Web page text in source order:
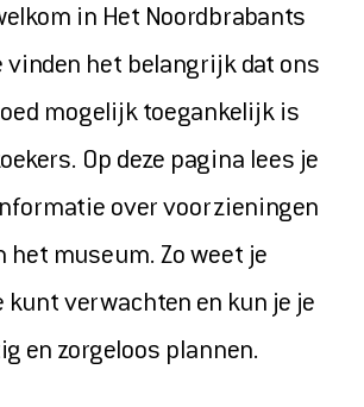
in Het Noordbrabants
vinden het belangrijk dat ons
mogelijk toegankelijk is
Op deze pagina lees je
over voorzieningen
het museum. Zo weet je
kunt verwachten en kun je je
en zorgeloos plannen.